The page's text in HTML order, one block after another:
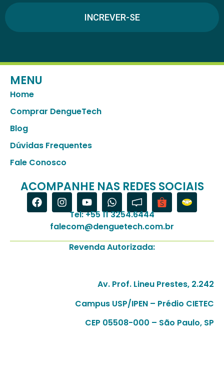
INCREVER-SE
MENU
Home
Comprar DengueTech
Blog
Dúvidas Frequentes
Fale Conosco
ACOMPANHE NAS REDES SOCIAIS
Tel: +55 11 3254.6444
falecom@denguetech.com.br
Revenda Autorizada:
Av. Prof. Lineu Prestes, 2.242
Campus USP/IPEN – Prédio CIETEC
CEP 05508-000 – São Paulo, SP